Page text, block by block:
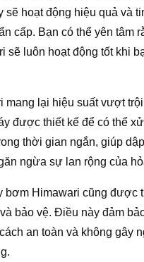
sẽ hoạt động hiệu quả và
cấp. Bạn có thể yên tâm
sẽ luôn hoạt động tốt khi
mang lại hiệu suất vượt
được thiết kế để có thể
thời gian ngắn, giúp
ngừa sự lan rộng của
bơm Himawari cũng được
bảo vệ. Điều này đảm
an toàn và không gây